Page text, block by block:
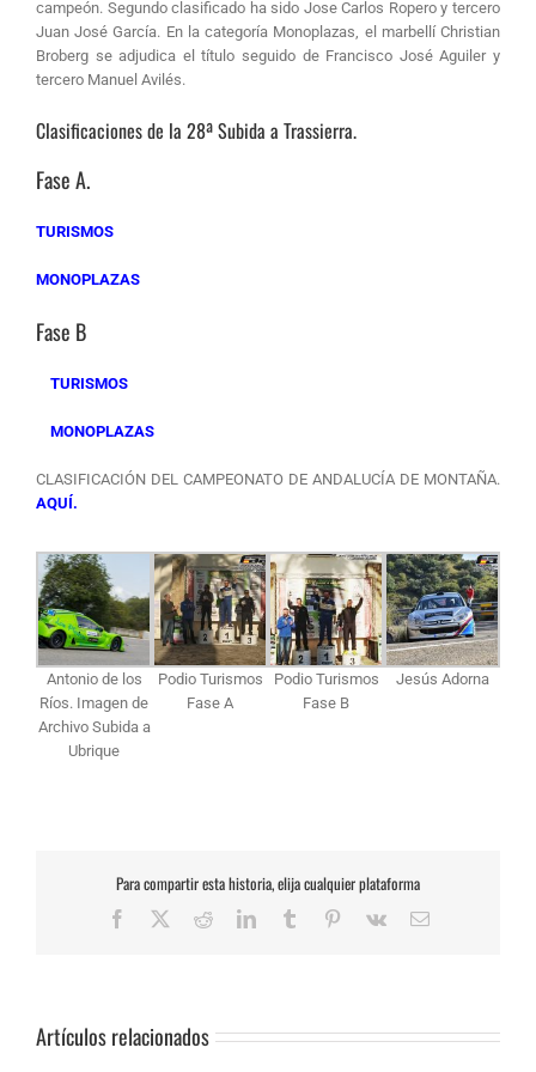
campeón. Segundo clasificado ha sido Jose Carlos Ropero y tercero
Juan José García. En la categoría Monoplazas, el marbellí Christian
Broberg se adjudica el título seguido de Francisco José Aguiler y
tercero Manuel Avilés.
Clasificaciones de la 28ª Subida a Trassierra.
Fase A.
TURISMOS
MONOPLAZAS
Fase B
TURISMOS
MONOPLAZAS
CLASIFICACIÓN DEL CAMPEONATO DE ANDALUCÍA DE MONTAÑA.
AQUÍ.
Antonio de los
Ríos. Imagen de
Archivo Subida a
Ubrique
Podio Turismos
Fase A
Podio Turismos
Fase B
Jesús Adorna
Para compartir esta historia, elija cualquier plataforma
Facebook RedditLinkedInTumblr Pinterest
Vk
Correo
Artículos relacionados